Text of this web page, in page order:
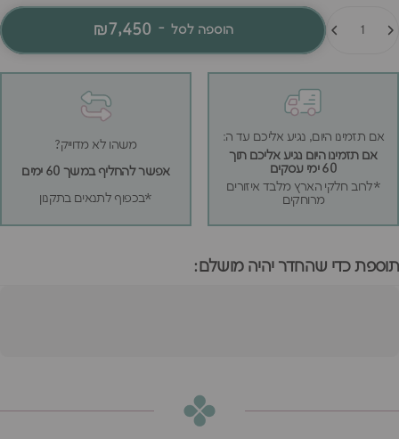
הוספה לסל -
₪7,450
אם תזמינו היום, נגיע אליכם עד ה:
אם תזמינו היום נגיע אליכם תוך
60 ימי עסקים
*לרוב חלקי הארץ מלבד איזורים
מרוחקים
משהו לא מדוייק?
אפשר להחליף במשך 60 ימים
*בכפוף לתנאים בתקנון
תוספת כדי שהחדר יהיה מושלם: